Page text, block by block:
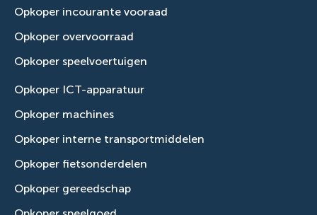
Opkoper incourante vooraad
Opkoper overvoorraad
Opkoper speelvoertuigen
Opkoper ICT-apparatuur
Opkoper machines
Opkoper interne transportmiddelen
Opkoper fietsonderdelen
Opkoper gereedschap